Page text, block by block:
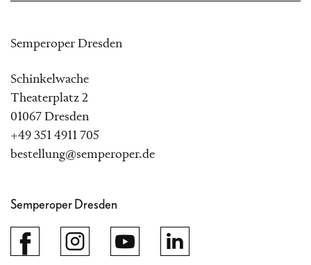
Semperoper Dresden
Schinkelwache
Theaterplatz 2
01067 Dresden
+49 351 4911 705
bestellung@semperoper.de
Semperoper Dresden